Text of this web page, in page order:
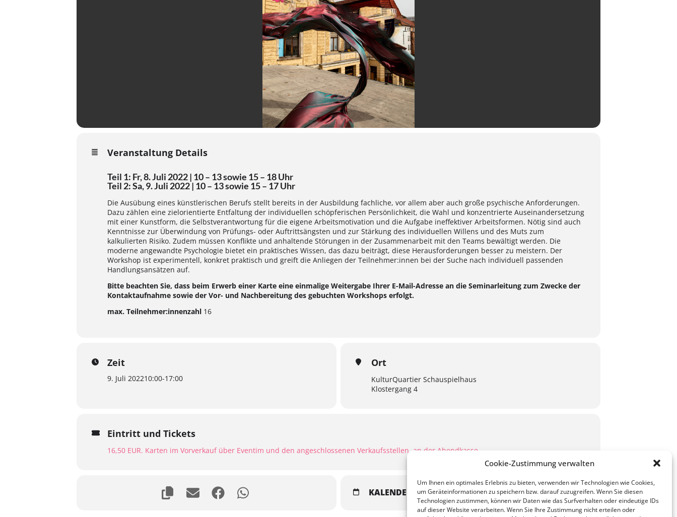
Cookie-Zustimmung verwalten
Um Ihnen ein optimales Erlebnis zu bieten, verwenden wir Technologien wie Cookies,
um Geräteinformationen zu speichern bzw. darauf zuzugreifen. Wenn Sie diesen
Technologien zustimmen, können wir Daten wie das Surfverhalten oder eindeutige IDs
auf dieser Website verarbeiten. Wenn Sie Ihre Zustimmung nicht erteilen oder
Veranstaltung Details
Teil 1: Fr, 8. Juli 2022 | 10 – 13 sowie 15 – 18 Uhr
Teil 2: Sa, 9. Juli 2022 | 10 – 13 sowie 15 – 17 Uhr
Die Ausübung eines künstlerischen Berufs stellt bereits in der Ausbildung fachliche, vor allem aber auch große psychische Anforderungen.
Dazu zählen eine zielorientierte Entfaltung der individuellen schöpferischen Persönlichkeit, die Wahl und konzentrierte Auseinandersetzung
mit einer Kunstform, die Selbstverantwortung für die eigene Arbeitsmotivation und die Aufgabe ineffektiver Arbeitsformen. Nötig sind auch
Kenntnisse zur Überwindung von Prüfungs- oder Auftrittsängsten und zur Stärkung des individuellen Willens und des Muts zum
kalkulierten Risiko. Zudem müssen Konflikte und anhaltende Störungen in der Zusammenarbeit mit den Teams bewältigt werden. Die
moderne angewandte Psychologie bietet ein praktisches Wissen, das dazu beiträgt, diese Herausforderungen besser zu meistern. Der
Workshop ist experimentell, konkret praktisch und greift die Anliegen der Teilnehmer:innen bei der Suche nach individuell passenden
Handlungsansätzen auf.
Bitte beachten Sie, dass beim Erwerb einer Karte eine einmalige Weitergabe Ihrer E-Mail-Adresse an die Seminarleitung zum Zwecke der
Kontaktaufnahme sowie der Vor- und Nachbereitung des gebuchten Workshops erfolgt.
max. Teilnehmer:innenzahl 16
Zeit
9. Juli 202210:00-17:00
Ort
KulturQuartier Schauspielhaus
Klostergang 4
Eintritt und Tickets
16,50 EUR. Karten im Vorverkauf über Eventim und den angeschlossenen Verkaufsstellen, an der Abendkasse.
KALENDER GOOGLEKALENDER